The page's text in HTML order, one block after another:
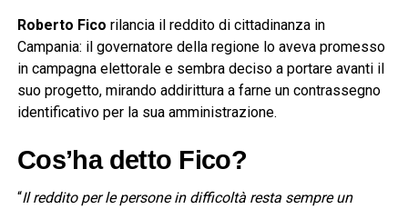
Roberto Fico rilancia il reddito di cittadinanza in
Campania: il governatore della regione lo aveva promesso
in campagna elettorale e sembra deciso a portare avanti il
suo progetto, mirando addirittura a farne un contrassegno
identificativo per la sua amministrazione.
Cos’ha detto Fico?
“Il reddito per le persone in difficoltà resta sempre un